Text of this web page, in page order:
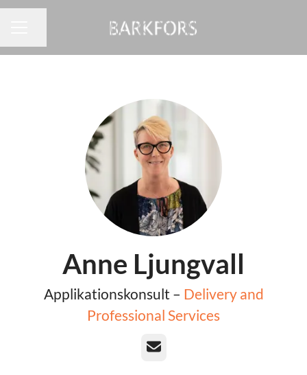
Anne Ljungvall
Applikationskonsult – Delivery and
Professional Services
E-post